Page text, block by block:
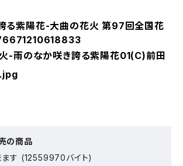
る紫陽花-大曲の花火 第97回全国花
-雨のなか咲き誇る紫陽花01(C)前田
の商品
す (12559970バイト)